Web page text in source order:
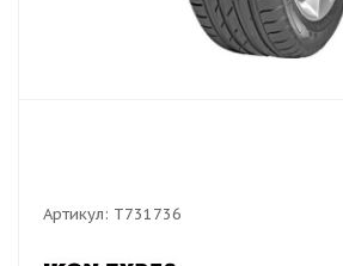
Артикул: T731736